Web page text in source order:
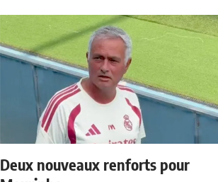
Deux nouveaux renforts pour